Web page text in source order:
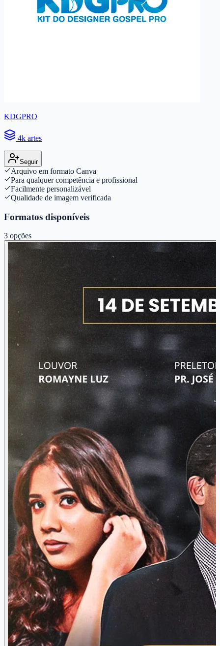
KDGPRO
4k artes
Seguir
Arquivo em formato Canva
Para qualquer competência e profissional
Facilmente personalizável
Qualidade de imagem verificada
Formatos disponíveis
3 opções